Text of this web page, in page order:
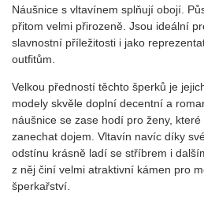
Náušnice s vltavínem splňují obojí.
přitom velmi přirozeně. Jsou ideální
slavnostní příležitosti i jako
outfitům.
Velkou předností těchto šperků je
modely skvěle doplní decentní a
náušnice se zase hodí pro ženy,
zanechat dojem. Vltavín navíc díky
odstínu krásně ladí se stříbrem i
z něj činí velmi atraktivní kámen pro
šperkařství.